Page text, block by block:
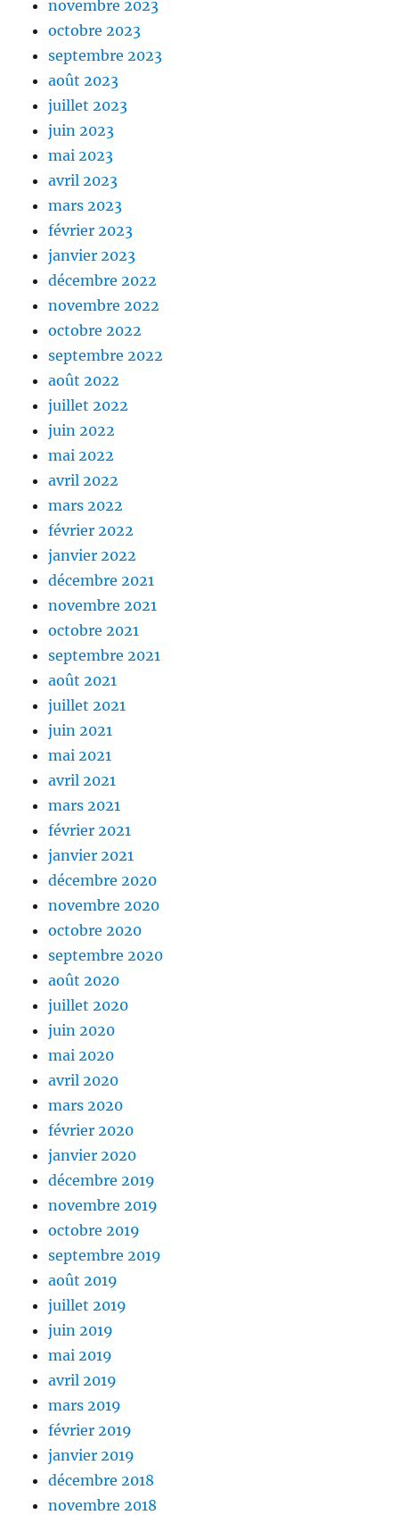
novembre 2023
octobre 2023
septembre 2023
août 2023
juillet 2023
juin 2023
mai 2023
avril 2023
mars 2023
février 2023
janvier 2023
décembre 2022
novembre 2022
octobre 2022
septembre 2022
août 2022
juillet 2022
juin 2022
mai 2022
avril 2022
mars 2022
février 2022
janvier 2022
décembre 2021
novembre 2021
octobre 2021
septembre 2021
août 2021
juillet 2021
juin 2021
mai 2021
avril 2021
mars 2021
février 2021
janvier 2021
décembre 2020
novembre 2020
octobre 2020
septembre 2020
août 2020
juillet 2020
juin 2020
mai 2020
avril 2020
mars 2020
février 2020
janvier 2020
décembre 2019
novembre 2019
octobre 2019
septembre 2019
août 2019
juillet 2019
juin 2019
mai 2019
avril 2019
mars 2019
février 2019
janvier 2019
décembre 2018
novembre 2018